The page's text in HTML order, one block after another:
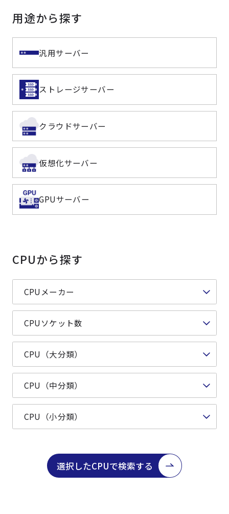
ニュース
よくある質問
採用情報
サービス
事例
サポート
会社案内
用途から探す
汎用サーバー
ストレージサーバー
クラウドサーバー
仮想化サーバー
GPUサーバー
CPUから探す
選択したCPUで検索する